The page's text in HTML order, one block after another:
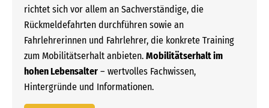
richtet sich vor allem an Sachverständige, die
Rückmeldefahrten durchführen sowie an
Fahrlehrerinnen und Fahrlehrer, die konkrete Training
zum Mobilitätserhalt anbieten. Mobilitätserhalt im
hohen Lebensalter – wertvolles Fachwissen,
Hintergründe und Informationen.